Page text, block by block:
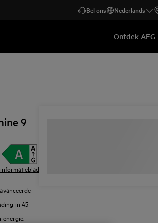
Bel ons Nederlands
Ontdek AEG
9
in 45